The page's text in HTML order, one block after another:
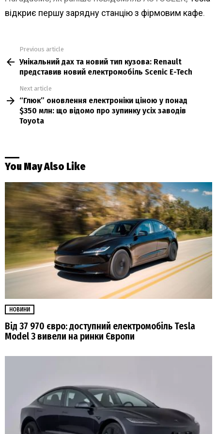
відкриє першу зарядну станцію з фірмовим кафе.
more
Previous article
Унікальний дах та новий тип кузова: Renault
представив новий електромобіль Scenic E-Tech
Next article
“Глюк” оновлення електроніки ціною у понад
$350 млн: що відомо про зупинку усіх заводів
Toyota
You May Also Like
НОВИНИ
Від 37 970 євро: доступний електромобіль Tesla
Model 3 вивели на ринки Європи